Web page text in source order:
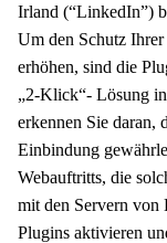
Irland (“LinkedIn”)
Um den Schutz
erhöhen, sind die
„2-Klick“- Lösung
erkennen Sie daran,
Einbindung
Webauftritts, die
mit den Servern
Plugins aktivieren